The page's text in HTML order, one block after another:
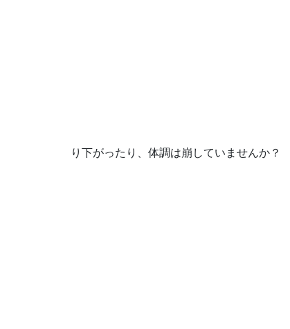
り下がったり、体調は崩していませんか？